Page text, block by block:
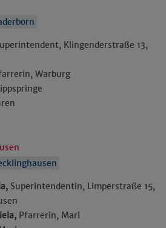
Klingenderstraße 13,
Warburg
Superintendentin, Limperstraße 15,
Pfarrerin, Marl